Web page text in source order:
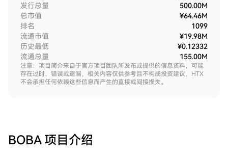
发行总量
500.00M
总市值
¥64.46M
排名
1099
流通市值
¥19.98M
历史最低
¥0.12332
流通总量
155.00M
注意：项目简介来自于官方项目团队所发布或提供的信息资料，可能
存在过时、错误或遗漏，相关内容仅供参考且不构成投资建议，HTX
不会承担任何依赖这些信息而产生的直接或间接损失。
BOBA 项目介绍